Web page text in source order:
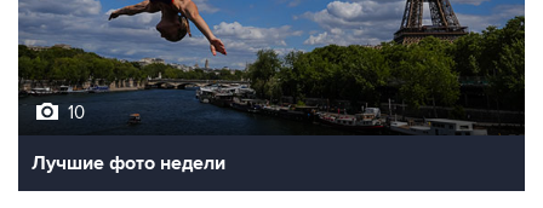
10
Лучшие фото недели